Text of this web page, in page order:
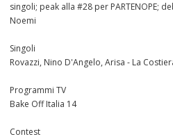
singoli; peak alla #28 per PARTENOPE;
Noemi
Singoli
Rovazzi, Nino D'Angelo, Arisa - La
Programmi TV
Bake Off Italia 14
Contest